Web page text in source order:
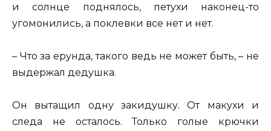
и солнце поднялось, петухи наконец-то
угомонились, а поклевки все нет и нет.
– Что за ерунда, такого ведь не может быть, – не
выдержал дедушка.
Он вытащил одну закидушку. От макухи и
следа не осталось. Только голые крючки